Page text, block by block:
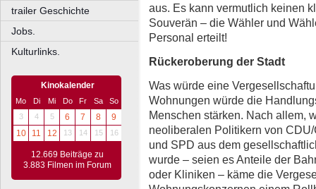
trailer Geschichte
Jobs.
Kulturlinks.
Kinokalender
Mo Di Mi Do Fr Sa
So
3
4 5 6 7 8
9
10
11 12 13 14 15 16
12.669 Beiträge zu
3.883 Filmen im Forum
aus. Es kann vermutlich keinen
Souverän – die Wähler und
Personal erteilt!
Rückeroberung der Stadt
Was würde eine
Wohnungen würde die
Menschen stärken. Nach allem,
neoliberalen Politikern von
und SPD aus dem
wurde – seien es Anteile der
oder Kliniken – käme die